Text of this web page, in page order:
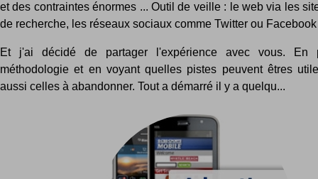
et des contraintes énormes ... Outil de veille : le web via les
de recherche, les réseaux sociaux comme Twitter ou Facebook
Et j'ai décidé de partager l'expérience avec vous. En
méthodologie et en voyant quelles pistes peuvent êtres
aussi celles à abandonner. Tout a démarré il y a quelqu...